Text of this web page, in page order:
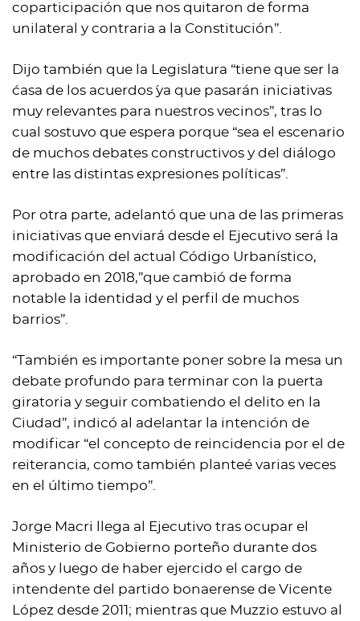
coparticipación que nos quitaron de forma
unilateral y contraria a la Constitución”.
Dijo también que la Legislatura “tiene que ser la
´casa de los acuerdos´ ya que pasarán iniciativas
muy relevantes para nuestros vecinos”, tras lo
cual sostuvo que espera porque “sea el escenario
de muchos debates constructivos y del diálogo
entre las distintas expresiones políticas”.
Por otra parte, adelantó que una de las primeras
iniciativas que enviará desde el Ejecutivo será la
modificación del actual Código Urbanístico,
aprobado en 2018,”que cambió de forma
notable la identidad y el perfil de muchos
barrios”.
“También es importante poner sobre la mesa un
debate profundo para terminar con la puerta
giratoria y seguir combatiendo el delito en la
Ciudad”, indicó al adelantar la intención de
modificar “el concepto de reincidencia por el de
reiterancia, como también planteé varias veces
en el último tiempo”.
Jorge Macri llega al Ejecutivo tras ocupar el
Ministerio de Gobierno porteño durante dos
años y luego de haber ejercido el cargo de
intendente del partido bonaerense de Vicente
López desde 2011; mientras que Muzzio estuvo al